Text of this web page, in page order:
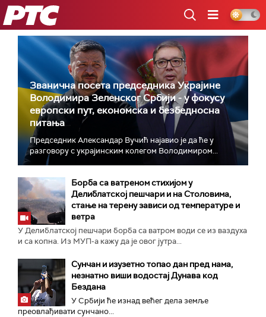
РТС
Званична посета председника Украјине
Володимира Зеленског Србији - у фокусу
европски пут, економска и безбедносна
питања
Председник Александар Вучић најавио је да ће у
разговору с украјинским колегом Володимиром...
Борба са ватреном стихијом у
Делиблатској пешчари и на Столовима,
стање на терену зависи од температуре и
ветра
У Делиблатској пешчари борба са ватром води се из ваздуха
и са копна. Из МУП-а кажу да је овог јутра...
Сунчан и изузетно топао дан пред нама,
незнатно виши водостај Дунава код
Бездана
У Србији ће изнад већег дела земље
преовлађивати сунчано...